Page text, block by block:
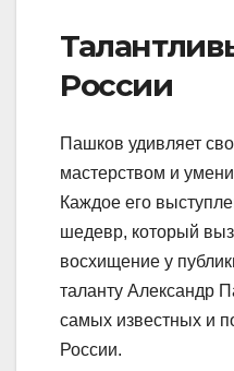
России
Пашков удивляет
мастерством и
Каждое его
шедевр, который
восхищение у
таланту Александр
самых известных и
России.